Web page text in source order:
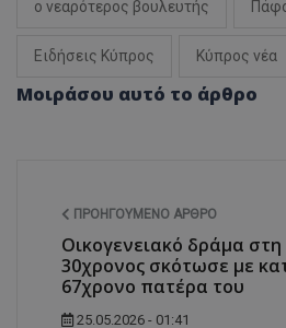
ο νεαρότερος βουλευτής
Ειδήσεις Κύπρος Κύπρος νέα
Μοιράσου αυτό το άρθρο
ΠΡΟΗΓΟΎΜΕΝΟ ΆΡΘΡΟ
Οικογενειακό δράμα
30χρονος σκότωσε με
67χρονο πατέρα του
25.05.2026 - 01:41